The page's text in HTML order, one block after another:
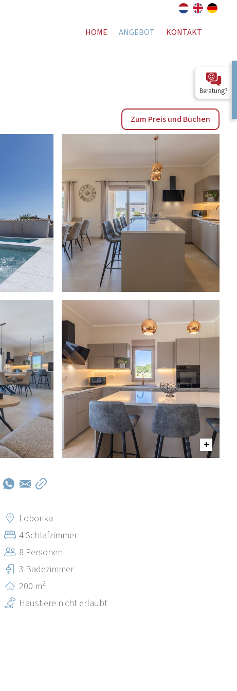
HOME ANGEBOT KONTAKT
Zum Preis und Buchen
Loborika
4 Schlafzimmer
8 Personen
3 Badezimmer
200 m2
Haustiere nicht erlaubt
Beratung?